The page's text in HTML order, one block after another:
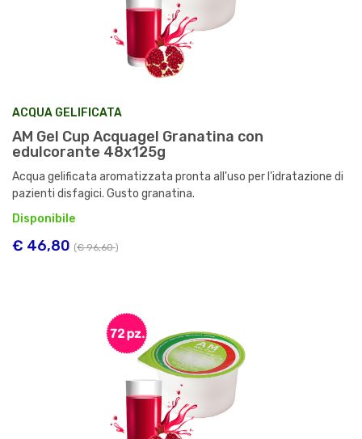
ACQUA GELIFICATA
AM Gel Cup Acquagel Granatina con
edulcorante 48x125g
Acqua gelificata aromatizzata pronta all'uso per l'idratazione di
pazienti disfagici. Gusto granatina.
Disponibile
€ 46,80 (€ 96,60)